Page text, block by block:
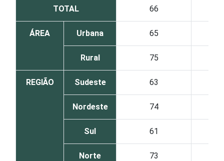
TOTAL 66
ÁREA Urbana 65
Rural 75
REGIÃO Sudeste 63
Nordeste 74
Sul 61
Norte 73